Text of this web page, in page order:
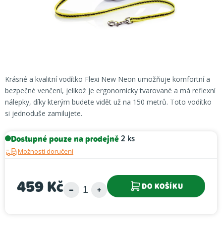
Krásné a kvalitní vodítko Flexi New Neon umožňuje komfortní a
bezpečné venčení, jelikož je ergonomicky tvarované a má reflexní
nálepky, díky kterým budete vidět už na 150 metrů. Toto vodítko
si jednoduše zamilujete.
Dostupné pouze na prodejně2 ks
Možnosti doručení
459 Kč DO KOŠÍKU